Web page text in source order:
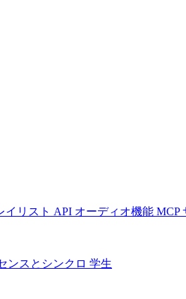
イリスト API オーディオ機能 MCP
ンスとシンクロ 学生